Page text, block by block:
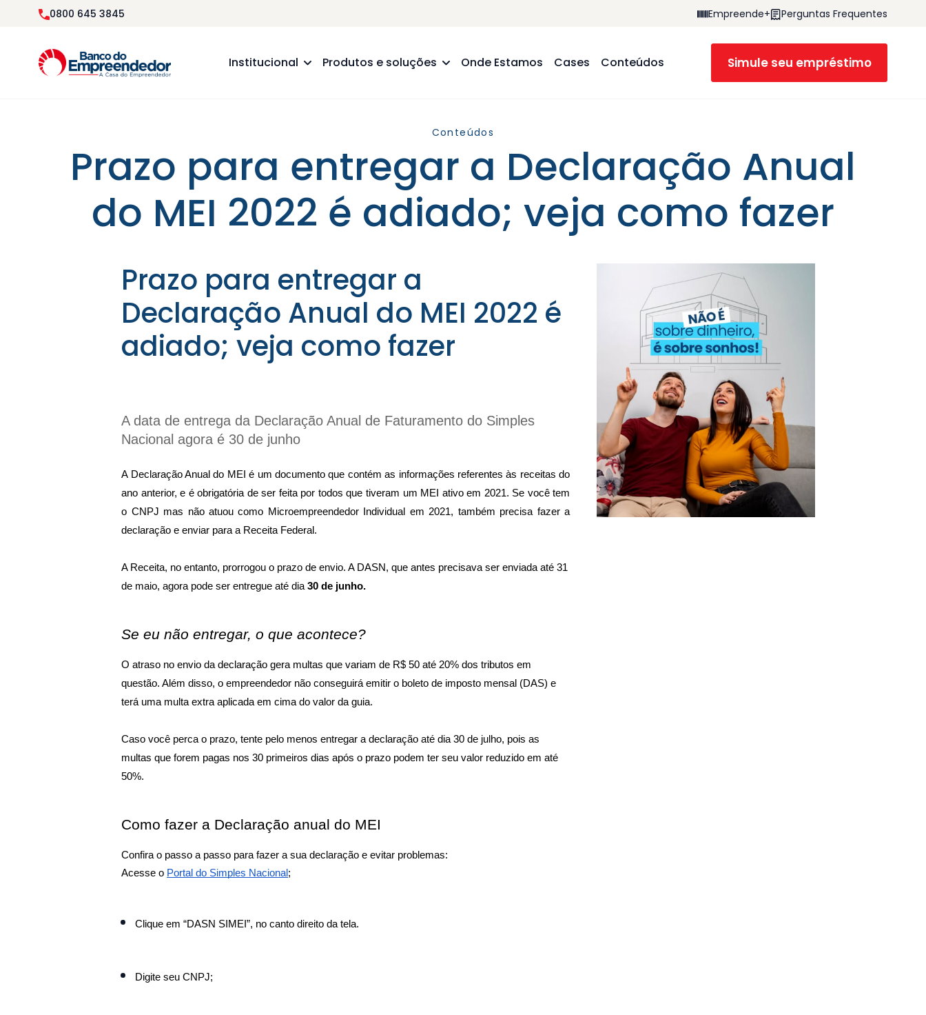
0800 645 3845 Empreende+ Perguntas Frequentes
Institucional Produtos e soluções Onde Estamos Cases Conteúdos Simule seu empréstimo
Conteúdos
Prazo para entregar a Declaração Anual
do MEI 2022 é adiado; veja como fazer
Prazo para entregar a
Declaração Anual do MEI 2022 é
adiado; veja como fazer
A data de entrega da Declaração Anual de Faturamento do Simples
Nacional agora é 30 de junho
A Declaração Anual do MEI é um documento que contém as informações referentes às receitas do
ano anterior, e é obrigatória de ser feita por todos que tiveram um MEI ativo em 2021. Se você tem
o CNPJ mas não atuou como Microempreendedor Individual em 2021, também precisa fazer a
declaração e enviar para a Receita Federal.
A Receita, no entanto, prorrogou o prazo de envio. A DASN, que antes precisava ser enviada até 31
de maio, agora pode ser entregue até dia 30 de junho.
Se eu não entregar, o que acontece?
O atraso no envio da declaração gera multas que variam de R$ 50 até 20% dos tributos em
questão. Além disso, o empreendedor não conseguirá emitir o boleto de imposto mensal (DAS) e
terá uma multa extra aplicada em cima do valor da guia.
Caso você perca o prazo, tente pelo menos entregar a declaração até dia 30 de julho, pois as
multas que forem pagas nos 30 primeiros dias após o prazo podem ter seu valor reduzido em até
50%.
Como fazer a Declaração anual do MEI
Confira o passo a passo para fazer a sua declaração e evitar problemas:
Acesse o Portal do Simples Nacional ;
Clique em “DASN SIMEI”, no canto direito da tela.
Digite seu CNPJ;